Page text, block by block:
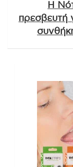
Η
πρεσβευτή